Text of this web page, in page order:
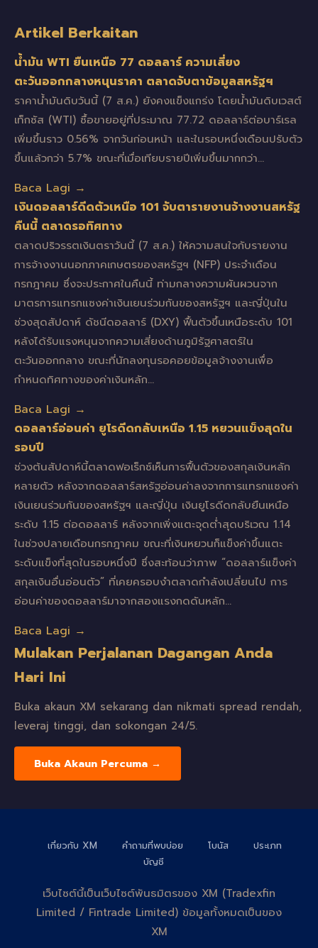
Artikel Berkaitan
น้ำมัน WTI ยืนเหนือ 77 ดอลลาร์ ความเสี่ยง
ตะวันออกกลางหนุนราคา ตลาดจับตาข้อมูลสหรัฐฯ
ราคาน้ำมันดิบวันนี้ (7 ส.ค.) ยังคงแข็งแกร่ง โดยน้ำมันดิบเวสต์
เท็กซัส (WTI) ซื้อขายอยู่ที่ประมาณ 77.72 ดอลลาร์ต่อบาร์เรล
เพิ่มขึ้นราว 0.56% จากวันก่อนหน้า และในรอบหนึ่งเดือนปรับตัว
ขึ้นแล้วกว่า 5.7% ขณะที่เมื่อเทียบรายปีเพิ่มขึ้นมากกว่า…
Baca Lagi →
เงินดอลลาร์ดีดตัวเหนือ 101 จับตารายงานจ้างงานสหรัฐ
คืนนี้ ตลาดรอทิศทาง
ตลาดปริวรรตเงินตราวันนี้ (7 ส.ค.) ให้ความสนใจกับรายงาน
การจ้างงานนอกภาคเกษตรของสหรัฐฯ (NFP) ประจำเดือน
กรกฎาคม ซึ่งจะประกาศในคืนนี้ ท่ามกลางความผันผวนจาก
มาตรการแทรกแซงค่าเงินเยนร่วมกันของสหรัฐฯ และญี่ปุ่นใน
ช่วงสุดสัปดาห์ ดัชนีดอลลาร์ (DXY) ฟื้นตัวขึ้นเหนือระดับ 101
หลังได้รับแรงหนุนจากความเสี่ยงด้านภูมิรัฐศาสตร์ใน
ตะวันออกกลาง ขณะที่นักลงทุนรอคอยข้อมูลจ้างงานเพื่อ
กำหนดทิศทางของค่าเงินหลัก…
Baca Lagi →
ดอลลาร์อ่อนค่า ยูโรดีดกลับเหนือ 1.15 หยวนแข็งสุดใน
รอบปี
ช่วงต้นสัปดาห์นี้ตลาดฟอเร็กซ์เห็นการฟื้นตัวของสกุลเงินหลัก
หลายตัว หลังจากดอลลาร์สหรัฐอ่อนค่าลงจากการแทรกแซงค่า
เงินเยนร่วมกันของสหรัฐฯ และญี่ปุ่น เงินยูโรดีดกลับยืนเหนือ
ระดับ 1.15 ต่อดอลลาร์ หลังจากเพิ่งแตะจุดต่ำสุดบริเวณ 1.14
ในช่วงปลายเดือนกรกฎาคม ขณะที่เงินหยวนก็แข็งค่าขึ้นแตะ
ระดับแข็งที่สุดในรอบหนึ่งปี ซึ่งสะท้อนว่าภาพ “ดอลลาร์แข็งค่า
สกุลเงินอื่นอ่อนตัว” ที่เคยครอบงำตลาดกำลังเปลี่ยนไป การ
อ่อนค่าของดอลลาร์มาจากสองแรงกดดันหลัก…
Baca Lagi →
Mulakan Perjalanan Dagangan Anda
Hari Ini
Buka akaun XM sekarang dan nikmati spread rendah,
leveraj tinggi, dan sokongan 24/5.
Buka Akaun Percuma →
เกี่ยวกับ XM คำถามที่พบบ่อย โบนัส
ประเภท
บัญชี
เว็บไซต์นี้เป็นเว็บไซต์พันธมิตรของ XM (Tradexfin
Limited / Fintrade Limited) ข้อมูลทั้งหมดเป็นของ
XM